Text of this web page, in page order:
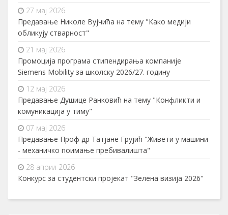
27 мај 2026
Предавање Николе Вујчића на тему "Како медији
обликују стварност"
21 мај 2026
Промоција програма стипендирања компаније
Siemens Mobility за школску 2026/27. годину
12 мај 2026
Предавање Душице Ранковић на тему "Конфликти и
комуникација у тиму"
07 мај 2026
Предавање Проф др Татјане Грујић "Живети у машини
- механичко поимање пребивалишта"
28 април 2026
Конкурс за студентски пројекат "Зелена визија 2026"